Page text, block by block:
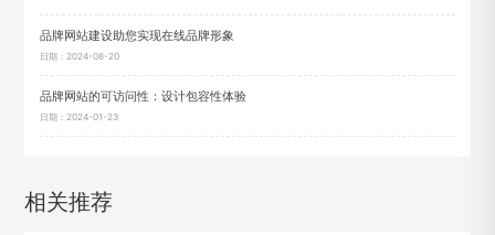
品牌网站建设助您实现在线品牌形象
日期：2024-08-20
品牌网站的可访问性：设计包容性体验
日期：2024-01-23
相关推荐